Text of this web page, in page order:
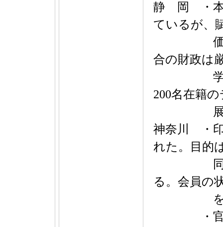
静 岡 ・本
ているが、
価なた
合の財政は
学校単
200名在籍
展開。
神奈川 ・印
れた。目的
同時開
る。会員の
を入
・官公需